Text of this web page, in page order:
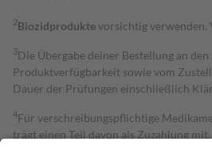
2Biozidproduktevorsichtig verwenden.
3Die Übergabe deiner Bestellung an
Produktverfügbarkeit sowie vom
Dauer der Prüfungen einschließlich
4Für verschreibungspflichtige
trägt einen Teil davon als Zuzahlung mit.